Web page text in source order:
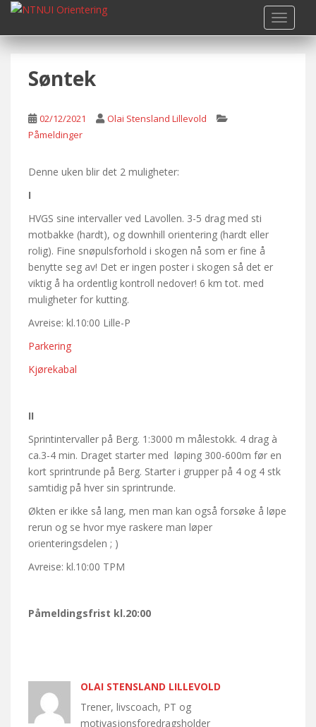
i
Søntek
02/12/2021
Olai Stensland Lillevold
Påmeldinger
Denne uken blir det 2 muligheter:
I
HVGS sine intervaller ved Lavollen. 3-5 drag med sti
motbakke (hardt), og downhill orientering (hardt eller
rolig). Fine snøpulsforhold i skogen nå som er fine å
benytte seg av! Det er ingen poster i skogen så det er
viktig å ha ordentlig kontroll nedover! 6 km tot. med
muligheter for kutting.
Avreise: kl.10:00 Lille-P
Parkering
Kjørekabal
II
Sprintintervaller på Berg. 1:3000 m målestokk. 4 drag à
ca.3-4 min. Draget starter med løping 300-600m før en
kort sprintrunde på Berg. Starter i grupper på 4 og 4 stk
samtidig på hver sin sprintrunde.
Økten er ikke så lang, men man kan også forsøke å løpe
rerun og se hvor mye raskere man løper
orienteringsdelen ; )
Avreise: kl.10:00 TPM
Påmeldingsfrist kl.20:00
OLAI STENSLAND LILLEVOLD
Trener, livscoach, PT og
motivasjonsforedragsholder